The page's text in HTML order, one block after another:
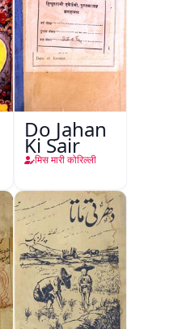
Do Jahan
Ki Sair
मिस मारी कोरिल्ली